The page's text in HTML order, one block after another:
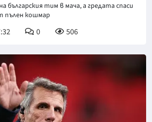
българския тим в мача, а гредата спаси
пълен кошмар
0 506